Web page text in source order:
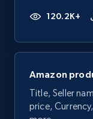
120.2K+
Amazon
Title, Seller
price,